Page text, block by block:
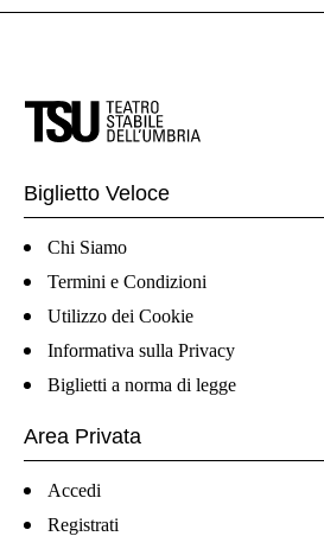
Biglietto Veloce
Chi Siamo
Termini e Condizioni
Utilizzo dei Cookie
Informativa sulla Privacy
Biglietti a norma di legge
Area Privata
Accedi
Registrati